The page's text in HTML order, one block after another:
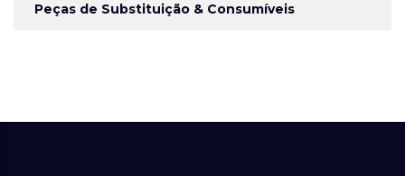
Peças de Substituição & Consumíveis